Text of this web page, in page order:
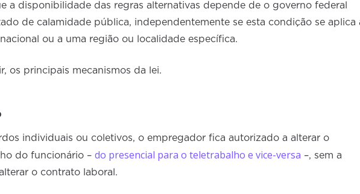
a disponibilidade das regras alternativas depende de o governo federal
de calamidade pública, independentemente se esta condição se aplica
ou a uma região ou localidade específica.
os principais mecanismos da lei.
individuais ou coletivos, o empregador fica autorizado a alterar o
do funcionário – do presencial para o teletrabalho e vice-versa –, sem a
o contrato laboral.